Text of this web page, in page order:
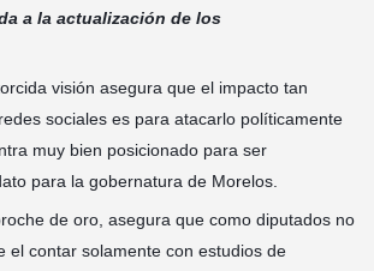
a la actualización de los
visión asegura que el impacto tan
sociales es para atacarlo políticamente
muy bien posicionado para ser
para la gobernatura de Morelos.
de oro, asegura que como diputados no
el contar solamente con estudios de